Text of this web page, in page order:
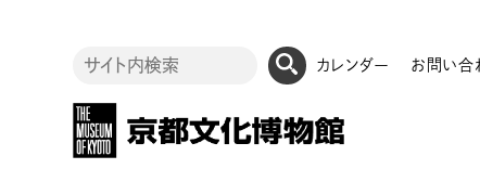
カレンダー お問い合